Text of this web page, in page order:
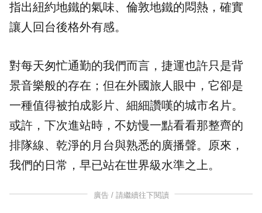
指出紐約地鐵的氣味、倫敦地鐵的悶熱，確實
讓人回台後格外有感。
對每天匆忙通勤的我們而言，捷運也許只是背
景音樂般的存在；但在外國旅人眼中，它卻是
一種值得被拍成影片、細細讚嘆的城市名片。
或許，下次進站時，不妨慢一點看看那整齊的
排隊線、乾淨的月台與熟悉的廣播聲。原來，
我們的日常，早已站在世界級水準之上。
廣告 / 請繼續往下閱讀